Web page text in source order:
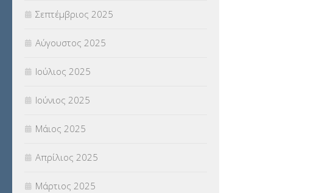
Σεπτέμβριος 2025
Αύγουστος 2025
Ιούλιος 2025
Ιούνιος 2025
Μάιος 2025
Απρίλιος 2025
Μάρτιος 2025